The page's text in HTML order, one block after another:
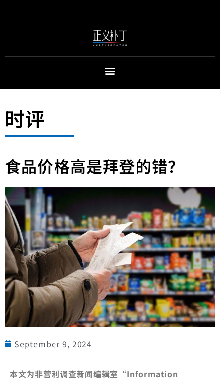
时评
食品价格高是拜登的错？
September 9, 2024
本文为非营利调查新闻编辑室“Information